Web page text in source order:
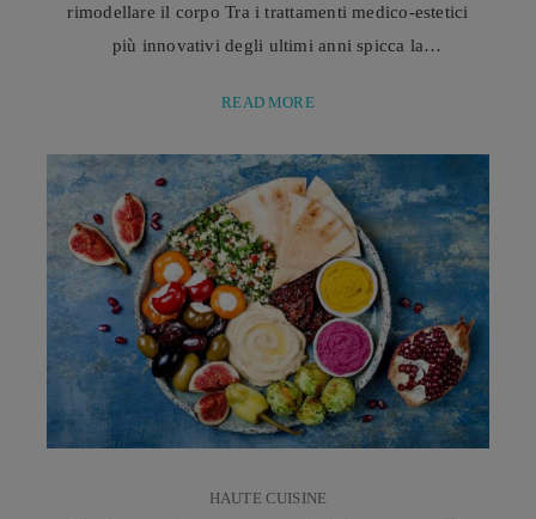
rimodellare il corpo Tra i trattamenti medico-estetici
più innovativi degli ultimi anni spicca la
criolipolisi, progettata per agire in modo mirato sul
ricorso al bisturi. Negli ultimi anni, il variegato
mondo della medicina estetica è cambiato
profondamente, orientandosi verso soluzioni sempre
più efficaci e sempre ...
READ MORE
HAUTE CUISINE